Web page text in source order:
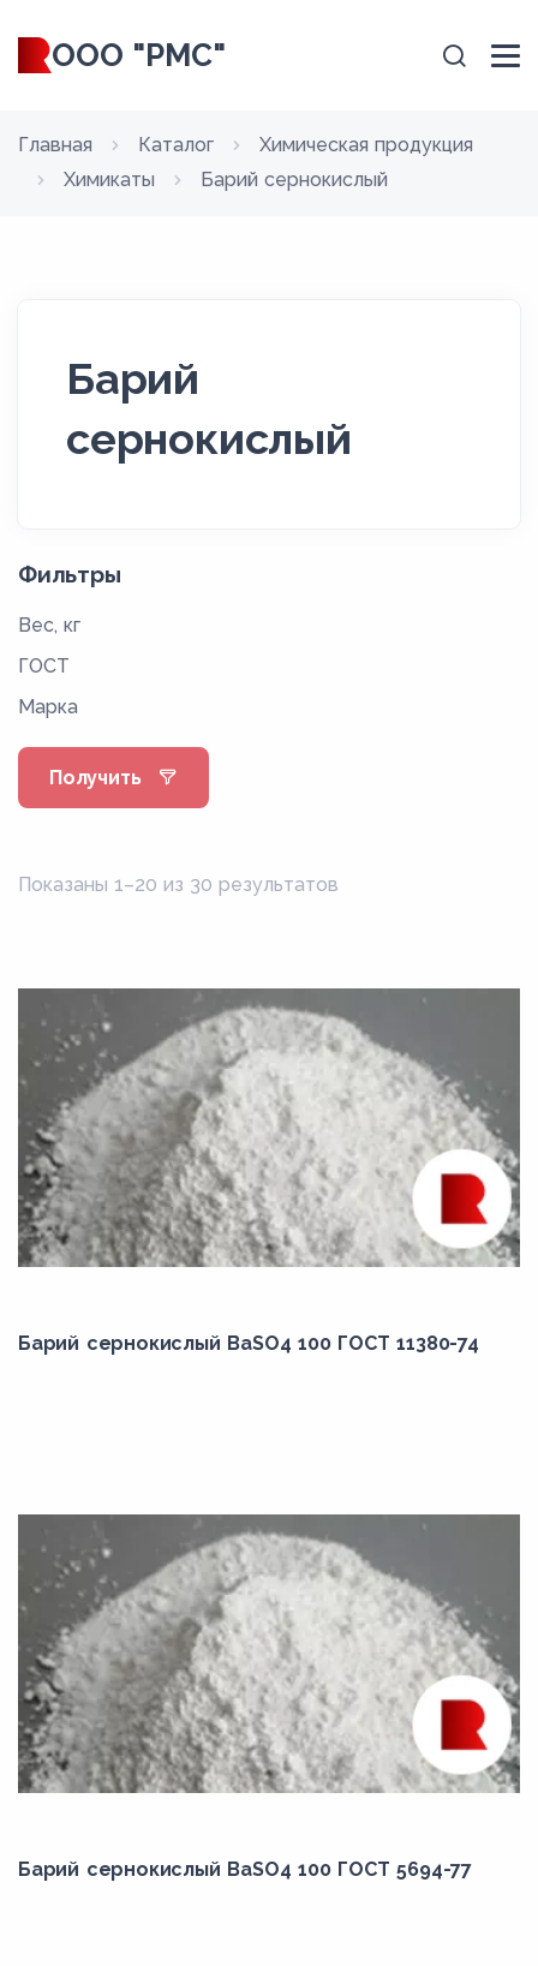
ООО "РМС"
Главная Каталог
Химическая продукция
Химикаты
Барий сернокислый
Барий
сернокислый
Фильтры
Вес, кг
ГОСТ
Марка
Получить
Показаны 1–20 из 30 результатов
Барий сернокислый BaSO4 100 ГОСТ 11380-74
Барий сернокислый BaSO4 100 ГОСТ 5694-77